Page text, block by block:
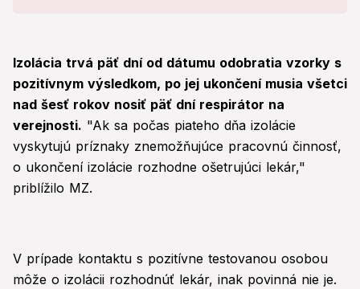
Izolácia trvá päť dní od dátumu odobratia vzorky s
pozitívnym výsledkom, po jej ukončení musia všetci
nad šesť rokov nosiť päť dní respirátor na
verejnosti. "Ak sa počas piateho dňa izolácie
vyskytujú príznaky znemožňujúce pracovnú činnosť,
o ukončení izolácie rozhodne ošetrujúci lekár,"
priblížilo MZ.
V prípade kontaktu s pozitívne testovanou osobou
môže o izolácii rozhodnúť lekár, inak povinná nie je.